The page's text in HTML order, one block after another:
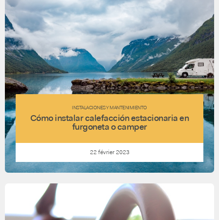
INSTALACIONES Y MANTENIMIENTO
Cómo instalar calefacción estacionaria en
furgoneta o camper
22 février 2023